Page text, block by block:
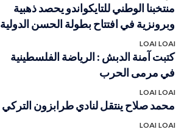
منتخبنا الوطني للتايكواندو يحصد ذهبية
وبرونزية في افتتاح بطولة الحسن الدولية
LOAI LOAI
كتبت آمنة الدبش : الرياضة الفلسطينية
في مرمى الحرب
LOAI LOAI
محمد صلاح ينتقل لنادي طرابزون التركي
LOAI LOAI